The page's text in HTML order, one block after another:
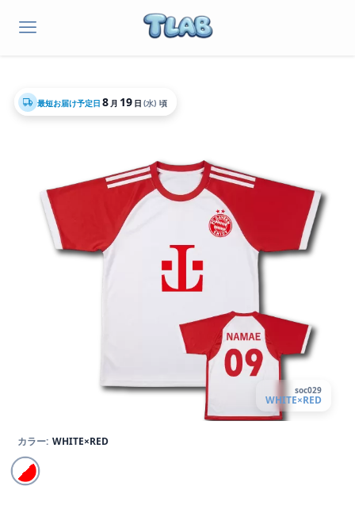
最短お届け予定日 8 月 19 日 (水) 頃
soc029
WHITE×RED
カラー: WHITE×RED